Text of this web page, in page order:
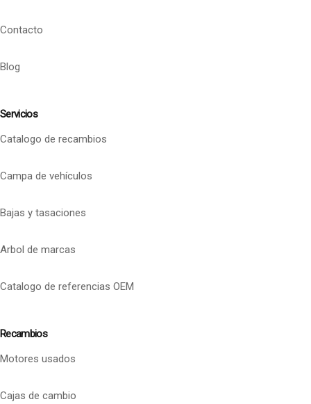
Contacto
Blog
Servicios
Catalogo de recambios
Campa de vehículos
Bajas y tasaciones
Arbol de marcas
Catalogo de referencias OEM
Recambios
Motores usados
Cajas de cambio